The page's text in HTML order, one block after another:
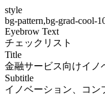
style
bg-pattern,bg-grad-cool-
Eyebrow Text
チェックリスト
Title
金融サービス向けイノ
Subtitle
イノベーション、コン